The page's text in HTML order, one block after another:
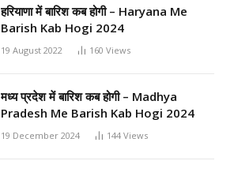
हरियाणा में बारिश कब होगी – Haryana Me
Barish Kab Hogi 2024
19 August 2022 160 Views
मध्य प्रदेश में बारिश कब होगी – Madhya
Pradesh Me Barish Kab Hogi 2024
19 December 2024 144 Views